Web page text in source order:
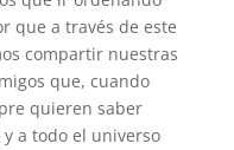
que a través de este
compartir nuestras
que, cuando
quieren saber
a todo el universo